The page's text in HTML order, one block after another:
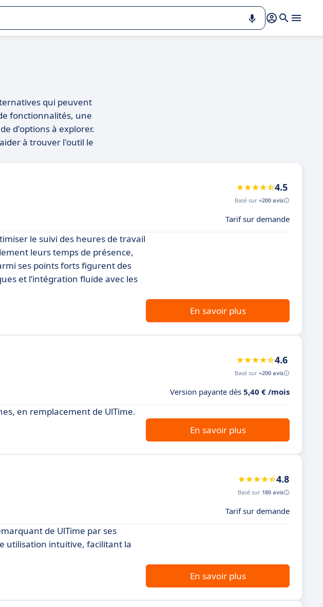
entreprise.
qui peuvent
fonctionnalités, une
d'options à explorer.
à trouver l'outil le
4.5
Basé sur +200 avis
Tarif sur demande
le suivi des heures de travail
leurs temps de présence,
ses points forts figurent des
et l’intégration fluide avec les
En savoir plus
4.6
Basé sur +200 avis
Version payante dès 5,40 € /mois
en remplacement de UlTime.
En savoir plus
4.8
Basé sur 180 avis
Tarif sur demande
de UlTime par ses
utilisation intuitive, facilitant la
En savoir plus